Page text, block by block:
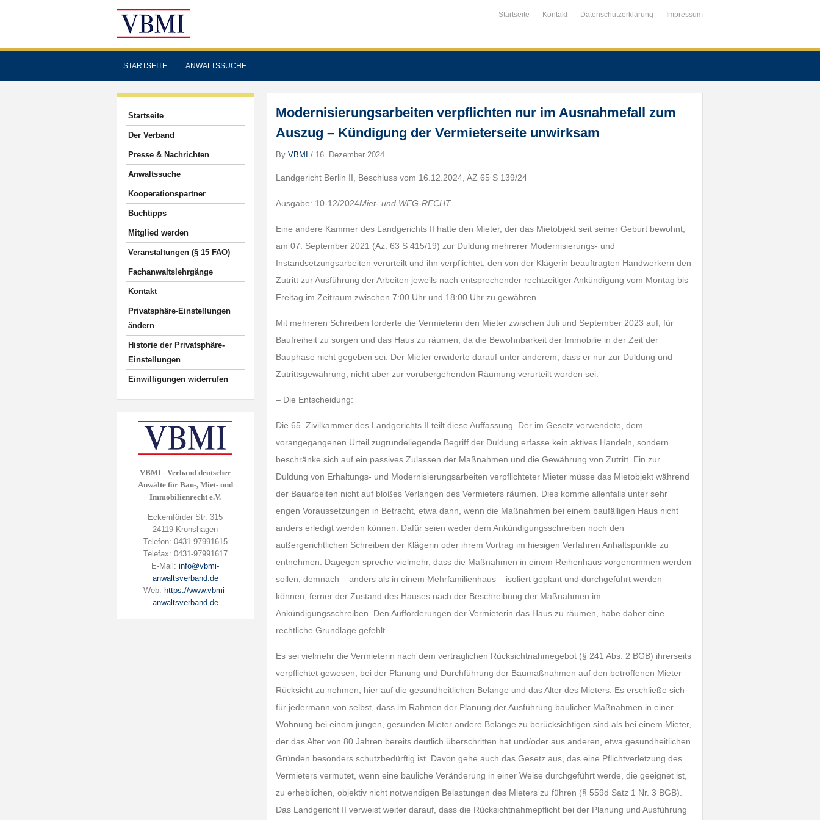
Startseite Kontakt Datenschutzerklärung Impressum
STARTSEITE ANWALTSSUCHE
Startseite
Der Verband
Presse & Nachrichten
Anwaltssuche
Kooperationspartner
Buchtipps
Mitglied werden
Veranstaltungen (§ 15 FAO)
Fachanwaltslehrgänge
Kontakt
Privatsphäre-Einstellungen
ändern
Historie der Privatsphäre-
Einstellungen
Einwilligungen widerrufen
VBMI - Verband deutscher
Anwälte für Bau-, Miet- und
Immobilienrecht e.V.
Eckernförder Str. 315
24119 Kronshagen
Telefon: 0431-97991615
Telefax: 0431-97991617
E-Mail:info@vbmi-
anwaltsverband.de
Web: https://www.vbmi-
anwaltsverband.de
Modernisierungsarbeiten verpflichten nur im Ausnahmefall zum
Auszug – Kündigung der Vermieterseite unwirksam
ByVBMI / 16. Dezember 2024
Landgericht Berlin II, Beschluss vom 16.12.2024, AZ 65 S 139/24
Ausgabe: 10-12/2024Miet- und WEG-RECHT
Eine andere Kammer des Landgerichts II hatte den Mieter, der das Mietobjekt seit seiner Geburt bewohnt,
am 07. September 2021 (Az. 63 S 415/19) zur Duldung mehrerer Modernisierungs- und
Instandsetzungsarbeiten verurteilt und ihn verpflichtet, den von der Klägerin beauftragten Handwerkern den
Zutritt zur Ausführung der Arbeiten jeweils nach entsprechender rechtzeitiger Ankündigung vom Montag bis
Freitag im Zeitraum zwischen 7:00 Uhr und 18:00 Uhr zu gewähren.
Mit mehreren Schreiben forderte die Vermieterin den Mieter zwischen Juli und September 2023 auf, für
Baufreiheit zu sorgen und das Haus zu räumen, da die Bewohnbarkeit der Immobilie in der Zeit der
Bauphase nicht gegeben sei. Der Mieter erwiderte darauf unter anderem, dass er nur zur Duldung und
Zutrittsgewährung, nicht aber zur vorübergehenden Räumung verurteilt worden sei.
– Die Entscheidung:
Die 65. Zivilkammer des Landgerichts II teilt diese Auffassung. Der im Gesetz verwendete, dem
vorangegangenen Urteil zugrundeliegende Begriff der Duldung erfasse kein aktives Handeln, sondern
beschränke sich auf ein passives Zulassen der Maßnahmen und die Gewährung von Zutritt. Ein zur
Duldung von Erhaltungs- und Modernisierungsarbeiten verpflichteter Mieter müsse das Mietobjekt während
der Bauarbeiten nicht auf bloßes Verlangen des Vermieters räumen. Dies komme allenfalls unter sehr
engen Voraussetzungen in Betracht, etwa dann, wenn die Maßnahmen bei einem baufälligen Haus nicht
anders erledigt werden können. Dafür seien weder dem Ankündigungsschreiben noch den
außergerichtlichen Schreiben der Klägerin oder ihrem Vortrag im hiesigen Verfahren Anhaltspunkte zu
entnehmen. Dagegen spreche vielmehr, dass die Maßnahmen in einem Reihenhaus vorgenommen werden
sollen, demnach – anders als in einem Mehrfamilienhaus – isoliert geplant und durchgeführt werden
können, ferner der Zustand des Hauses nach der Beschreibung der Maßnahmen im
Ankündigungsschreiben. Den Aufforderungen der Vermieterin das Haus zu räumen, habe daher eine
rechtliche Grundlage gefehlt.
Es sei vielmehr die Vermieterin nach dem vertraglichen Rücksichtnahmegebot (§ 241 Abs. 2 BGB) ihrerseits
verpflichtet gewesen, bei der Planung und Durchführung der Baumaßnahmen auf den betroffenen Mieter
Rücksicht zu nehmen, hier auf die gesundheitlichen Belange und das Alter des Mieters. Es erschließe sich
für jedermann von selbst, dass im Rahmen der Planung der Ausführung baulicher Maßnahmen in einer
Wohnung bei einem jungen, gesunden Mieter andere Belange zu berücksichtigen sind als bei einem Mieter,
der das Alter von 80 Jahren bereits deutlich überschritten hat und/oder aus anderen, etwa gesundheitlichen
Gründen besonders schutzbedürftig ist. Davon gehe auch das Gesetz aus, das eine Pflichtverletzung des
Vermieters vermutet, wenn eine bauliche Veränderung in einer Weise durchgeführt werde, die geeignet ist,
zu erheblichen, objektiv nicht notwendigen Belastungen des Mieters zu führen (§ 559d Satz 1 Nr. 3 BGB).
Das Landgericht II verweist weiter darauf, dass die Rücksichtnahmepflicht bei der Planung und Ausführung